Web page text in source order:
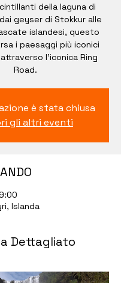
della laguna di
geyser di Stokkur alle
islandesi, questo
i paesaggi più iconici
attraverso l'iconica Ring
Road.
è stata chiusa
gli altri eventi
Islanda
Dettagliato